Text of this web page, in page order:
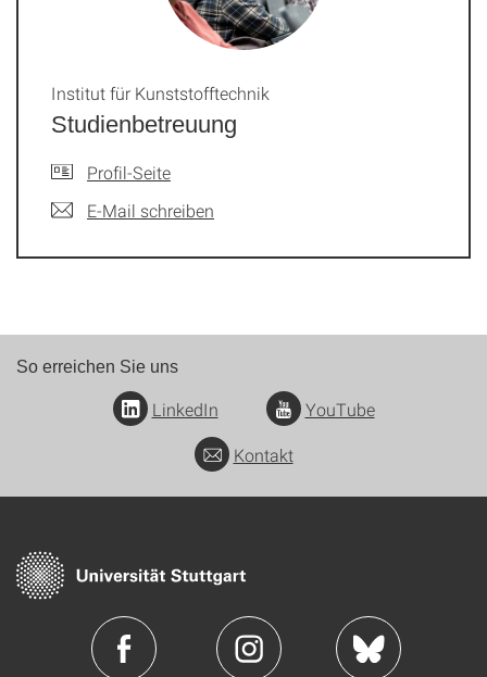
Studienbetreuung
Institut für Kunststofftechnik
Profil-Seite
E-Mail schreiben
So erreichen Sie uns
LinkedIn
YouTube
Kontakt